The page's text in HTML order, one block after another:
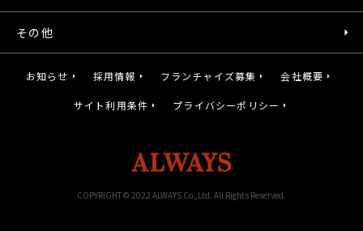
その他
お知らせ 採用情報 フランチャイズ募集 会社概要
サイト利用条件 プライバシーポリシー
COPYRIGHT© 2022 ALWAYS Co.,Ltd. All Rights Reserved.